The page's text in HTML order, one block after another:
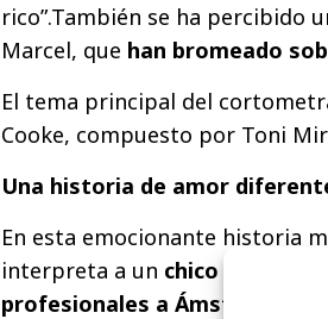
rico”.También se ha percibido
Marcel, que han bromeado
El tema principal del
Cooke, compuesto por Toni
Una historia de amor
En esta emocionante historia
interpreta a un chico que se
profesionales a Ámsterdam,